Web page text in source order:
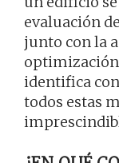
evaluación
junto con la
optimización
identifica
todos estas